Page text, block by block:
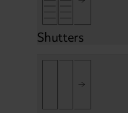
Shutters